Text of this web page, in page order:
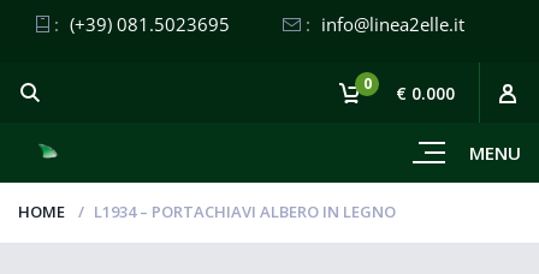
: (+39) 081.5023695 : info@linea2elle.it
MENU
0 € 0.000
HOME L1934 – PORTACHIAVI ALBERO IN LEGNO